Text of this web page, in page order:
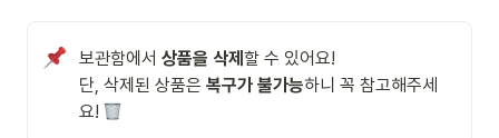
보관함에서 상품을 삭제 할 수 있어요!
단, 삭제된 상품은 복구가 불가능하니 꼭 참고해주세
요!